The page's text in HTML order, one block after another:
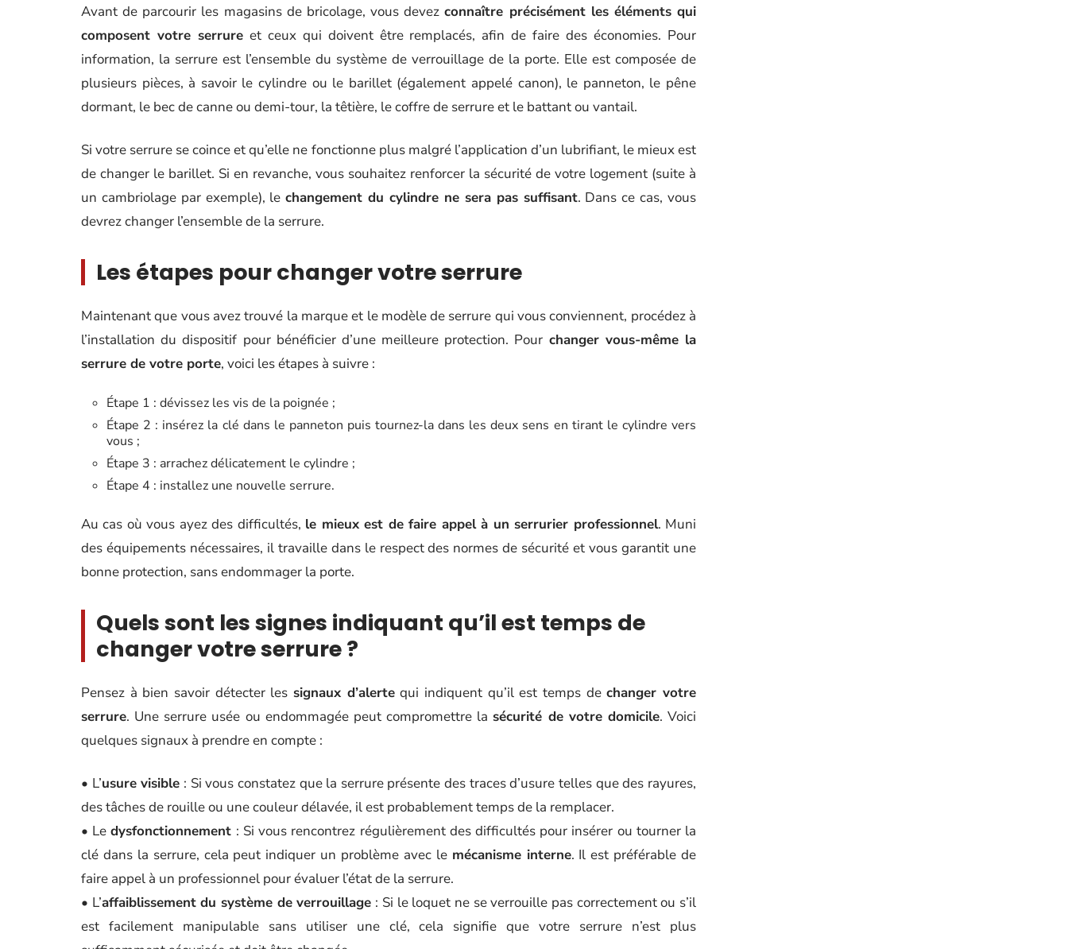
Avant de parcourir les magasins de bricolage, vous devezconnaître précisément les éléments qui
composent votre serrureet ceux qui doivent être remplacés, afin de faire des économies. Pour
information, la serrure est l’ensemble du système de verrouillage de la porte. Elle est composée de
plusieurs pièces, à savoir le cylindre ou le barillet (également appelé canon), le panneton, le pêne
dormant, le bec de canne ou demi-tour, la têtière, le coffre de serrure et le battant ou vantail.
Si votre serrure se coince et qu’elle ne fonctionne plus malgré l’application d’un lubrifiant, le mieux est
de changer le barillet. Si en revanche, vous souhaitez renforcer la sécurité de votre logement (suite à
un cambriolage par exemple), lechangement du cylindre ne sera pas suffisant. Dans ce cas, vous
devrez changer l’ensemble de la serrure.
Les étapes pour changer votre serrure
Maintenant que vous avez trouvé la marque et le modèle de serrure qui vous conviennent, procédez à
l’installation du dispositif pour bénéficier d’une meilleure protection. Pour changer vous-même la
serrure de votre porte, voici les étapes à suivre :
Étape 1 : dévissez les vis de la poignée ;
Étape 2 : insérez la clé dans le panneton puis tournez-la dans les deux sens en tirant le cylindre vers
vous ;
Étape 3 : arrachez délicatement le cylindre ;
Étape 4 : installez une nouvelle serrure.
Au cas où vous ayez des difficultés, le mieux est de faire appel à un serrurier professionnel. Muni
des équipements nécessaires, il travaille dans le respect des normes de sécurité et vous garantit une
bonne protection, sans endommager la porte.
Quels sont les signes indiquant qu’il est temps de
changer votre serrure ?
Pensez à bien savoir détecter les signaux d’alertequi indiquent qu’il est temps dechanger votre
serrure. Une serrure usée ou endommagée peut compromettre la sécurité de votre domicile. Voici
quelques signaux à prendre en compte :
• L’usure visible : Si vous constatez que la serrure présente des traces d’usure telles que des rayures,
des tâches de rouille ou une couleur délavée, il est probablement temps de la remplacer.
• Ledysfonctionnement : Si vous rencontrez régulièrement des difficultés pour insérer ou tourner la
clé dans la serrure, cela peut indiquer un problème avec le mécanisme interne. Il est préférable de
faire appel à un professionnel pour évaluer l’état de la serrure.
• L’affaiblissement du système de verrouillage : Si le loquet ne se verrouille pas correctement ou s’il
est facilement manipulable sans utiliser une clé, cela signifie que votre serrure n’est plus